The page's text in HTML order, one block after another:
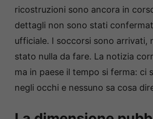
ricostruzioni sono ancora in
dettagli non sono stati
ufficiale. I soccorsi sono arrivati,
stato nulla da fare. La notizia
ma in paese il tempo si ferma: ci
negli occhi e nessuno sa cosa